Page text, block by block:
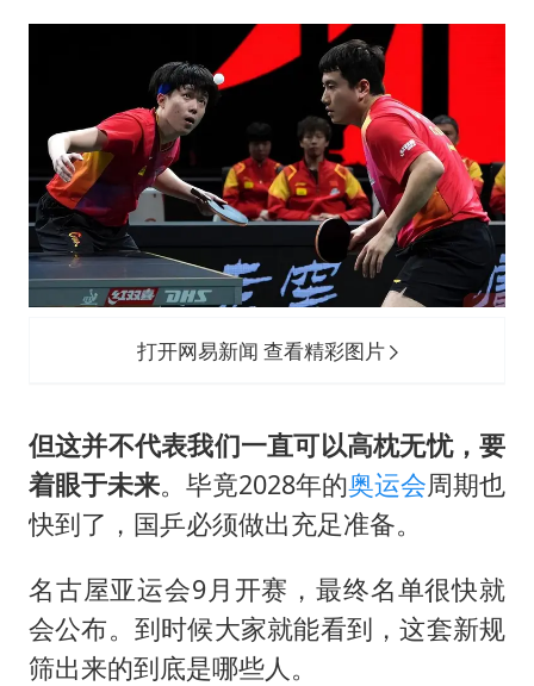
打开网易新闻 查看精彩图片
但这并不代表我们一直可以高枕无忧，要
着眼于未来。毕竟2028年的奥运会周期也
快到了，国乒必须做出充足准备。
名古屋亚运会9月开赛，最终名单很快就
会公布。到时候大家就能看到，这套新规
筛出来的到底是哪些人。